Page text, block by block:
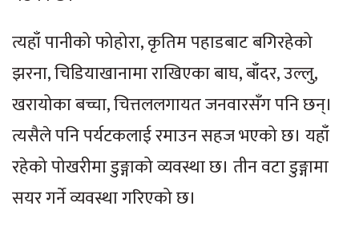
त्यहाँ पानीको फोहोरा, कृतिम पहाडबाट बगिरहेको
झरना, चिडियाखानामा राखिएका बाघ, बाँदर, उल्लु,
खरायोका बच्चा, चित्तललगायत जनवारसँग पनि छन्।
त्यसैले पनि पर्यटकलाई रमाउन सहज भएको छ। यहाँ
रहेको पोखरीमा डुङ्गाको व्यवस्था छ। तीन वटा डुङ्गामा
सयर गर्ने व्यवस्था गरिएको छ।